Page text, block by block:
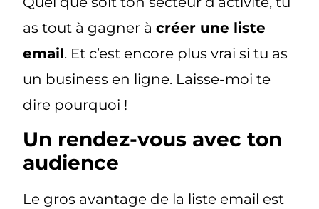
as tout à gagner àcréer une liste
email. Et c’est encore plus vrai si tu as
un business en ligne. Laisse-moi te
dire pourquoi !
Un rendez-vous avec ton
audience
Le gros avantage de la liste email est